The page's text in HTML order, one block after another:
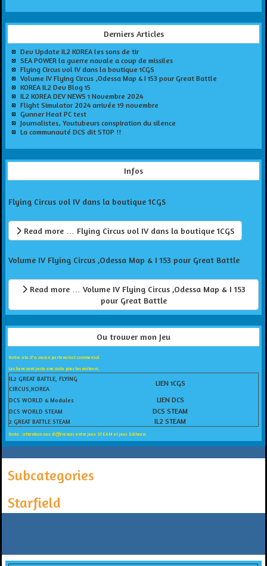
Derniers Articles
Dev Update IL2 KOREA les sons de tir
SEA POWER la guerre navale a coup de missiles
Flying Circus vol IV dans la boutique 1CGS
Volume IV Flying Circus ,Odessa Map & I 153 pour Great Battle
KOREA IL2 Dev Blog 15
IL2 KOREA DEV NEWS 1 Novembre 2024
Flight Simulator 2024 arrivée 19 novembre
Gunner Heat PC test
Journalistes, Youtubeurs conspiration du silence
La communauté DCS dit STOP !!
Infos
Flying Circus vol IV dans la boutique 1CGS
Read more … Flying Circus vol IV dans la boutique 1CGS
Volume IV Flying Circus ,Odessa Map & I 153 pour Great Battle
Read more … Volume IV Flying Circus ,Odessa Map & I 153
pour Great Battle
Ou trouver mon Jeu
Notre site d'a aucun partenariat commercial
Les liens sont juste une aide pour les visiteurs.
IL2 GREAT BATTLE, FLYING
CIRCUS,KOREA
LIEN 1CGS
DCS WORLD & Modules LIEN DCS
DCS WORLD STEAM DCS STEAM
2 GREAT BATTLE STEAM IL2 STEAM
Nota : attention aux différences entre jeux STEAM et jeux Editeurs
Subcategories
Starfield